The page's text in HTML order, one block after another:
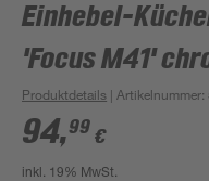
Einhebel-
'Focus M41'
Produktdetails | Artikelnummer:
94,99 €
inkl. 19% MwSt.